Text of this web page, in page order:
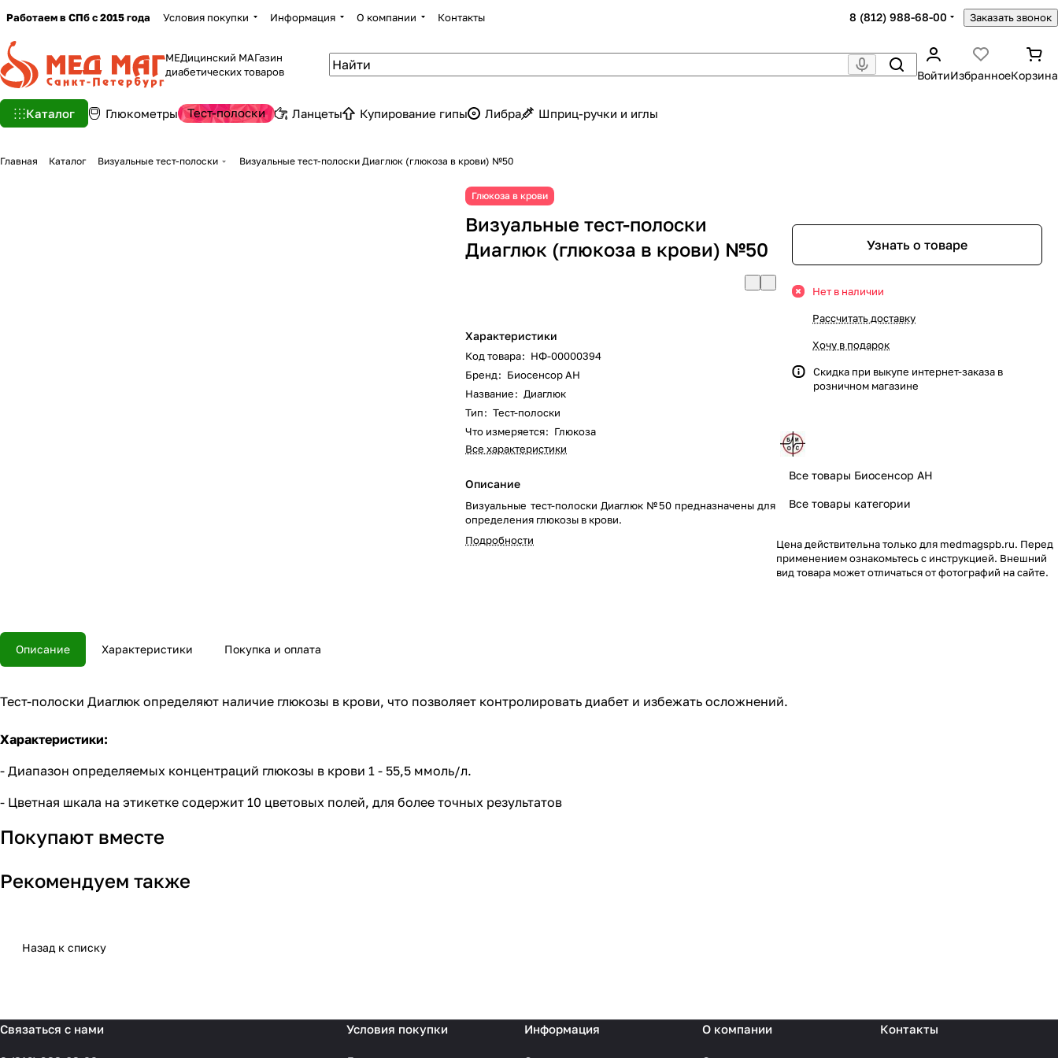
Работаем в СПб с 2015 года Условия покупки Информация О компании Контакты 8 (812) 988-68-00 Заказать звонок
МЕДицинский МАГазин
диабетических товаров
ВойтиИзбранноеКорзина
Каталог Глюкометры Тест-полоски Ланцеты Купирование гипы Либра Шприц-ручки и иглы
Главная Каталог Визуальные тест-полоски Визуальные тест-полоски Диаглюк (глюкоза в крови) №50
Глюкоза в крови
Визуальные тест-полоски
Диаглюк (глюкоза в крови) №50
Характеристики
Код товара: НФ-00000394
Бренд: Биосенсор АН
Название: Диаглюк
Тип: Тест-полоски
Что измеряется: Глюкоза
Все характеристики
Описание
Визуальные тест-полоски Диаглюк №50 предназначены для
определения глюкозы в крови.
Подробности
Узнать о товаре
Нет в наличии
Рассчитать доставку
Хочу в подарок
Скидка при выкупе интернет-заказа в
розничном магазине
Все товары Биосенсор АН
Все товары категории
Цена действительна только для medmagspb.ru. Перед
применением ознакомьтесь с инструкцией. Внешний
вид товара может отличаться от фотографий на сайте.
Описание Характеристики Покупка и оплата
Тест-полоски Диаглюк определяют наличие глюкозы в крови, что позволяет контролировать диабет и избежать осложнений.
Характеристики:
- Диапазон определяемых концентраций глюкозы в крови 1 - 55,5 ммоль/л.
- Цветная шкала на этикетке содержит 10 цветовых полей, для более точных результатов
Покупают вместе
Рекомендуем также
Назад к списку
Связаться с нами Условия покупки Информация О компании Контакты